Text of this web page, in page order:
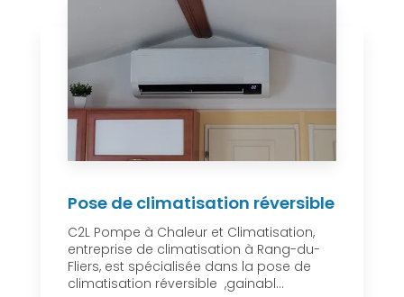
Pose de climatisation réversible
C2L Pompe à Chaleur et Climatisation,
entreprise de climatisation à Rang-du-
Fliers, est spécialisée dans la pose de
climatisation réversible ,gainabl...